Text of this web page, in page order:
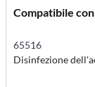
Compatibile
65516
Disinfezione